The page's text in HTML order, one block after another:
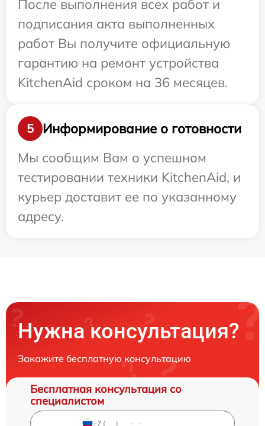
После выполнения всех работ и
подписания акта выполненных
работ Вы получите официальную
гарантию на ремонт устройства
KitchenAid сроком на 36 месяцев.
5
Информирование о готовности
Мы сообщим Вам о успешном
тестировании техники KitchenAid, и
курьер доставит ее по указанному
адресу.
Нужна консультация?
Закажите бесплатную консультацию
Бесплатная консультация со
специалистом